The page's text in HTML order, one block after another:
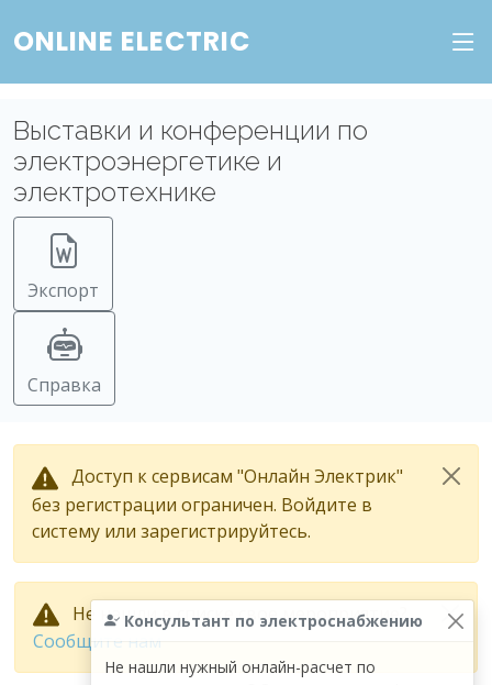
ONLINE ELECTRIC
Выставки и конференции по
электроэнергетике и
электротехнике
Экспорт
Справка
Доступ к сервисам "Онлайн Электрик"
без регистрации ограничен. Войдите в
систему или зарегистрируйтесь.
Консультант по электроснабжению
Не нашли нужный онлайн-расчет по
Не нашли в списке свое мероприятие?
Сообщите нам